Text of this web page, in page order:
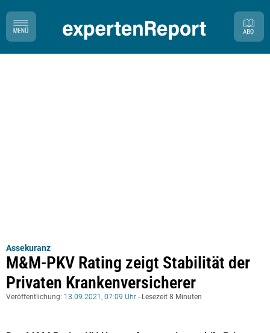
Assekuranz
M&M-PKV Rating zeigt Stabilität der
Privaten Krankenversicherer
Veröffentlichung: 13.09.2021, 07:09 Uhr - Lesezeit 8 Minuten